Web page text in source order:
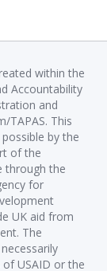
within the
Accountability
and
TAPAS. This
by the
of the
through the
for
UK aid from
The
USAID or the